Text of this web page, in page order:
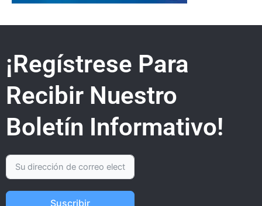
¡Regístrese Para
Recibir Nuestro
Boletín Informativo!
Suscribir